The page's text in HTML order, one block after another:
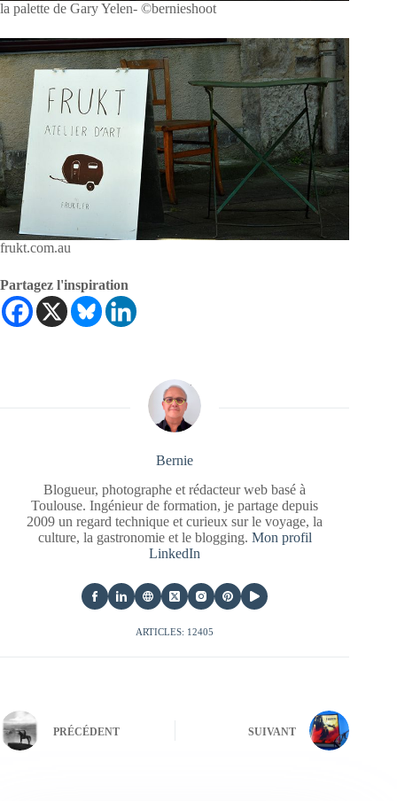
la palette de Gary Yelen- ©bernieshoot
frukt.com.au
Partagez l'inspiration
Bernie
Blogueur, photographe et rédacteur web basé à
Toulouse. Ingénieur de formation, je partage depuis
2009 un regard technique et curieux sur le voyage, la
culture, la gastronomie et le blogging. Mon profil
LinkedIn
ARTICLES: 12405
PRÉCÉDENT SUIVANT